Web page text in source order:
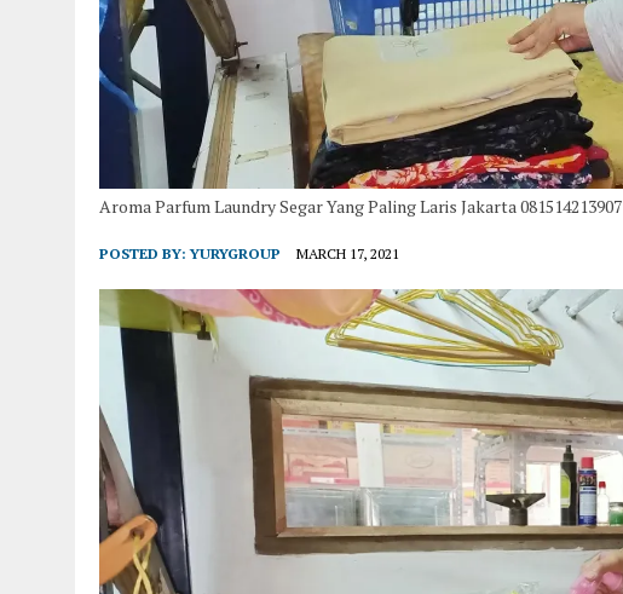
Aroma Parfum Laundry Segar Yang Paling Laris Jakarta 081514213907
POSTED BY:YURYGROUP MARCH 17, 2021